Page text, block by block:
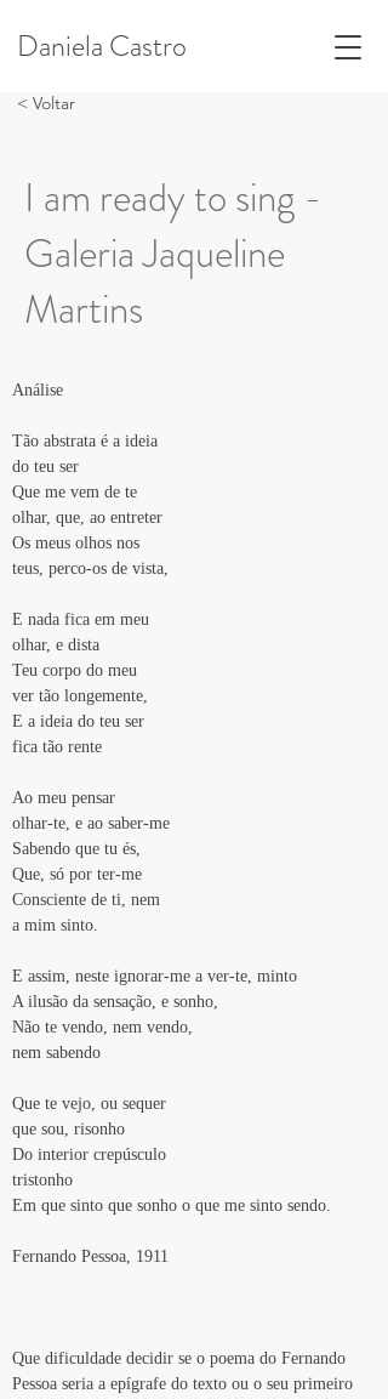
Daniela Castro
< Voltar
I am ready to sing -
Galeria Jaqueline
Martins
Análise
Tão abstrata é a ideia
do teu ser
Que me vem de te
olhar, que, ao entreter
Os meus olhos nos
teus, perco-os de vista,
E nada fica em meu
olhar, e dista
Teu corpo do meu
ver tão longemente,
E a ideia do teu ser
fica tão rente
Ao meu pensar
olhar-te, e ao saber-me
Sabendo que tu és,
Que, só por ter-me
Consciente de ti, nem
a mim sinto.
E assim, neste ignorar-me a ver-te, minto
A ilusão da sensação, e sonho,
Não te vendo, nem vendo,
nem sabendo
Que te vejo, ou sequer
que sou, risonho
Do interior crepúsculo
tristonho
Em que sinto que sonho o que me sinto sendo.
Fernando Pessoa, 1911
Que dificuldade decidir se o poema do Fernando
Pessoa seria a epígrafe do texto ou o seu primeiro